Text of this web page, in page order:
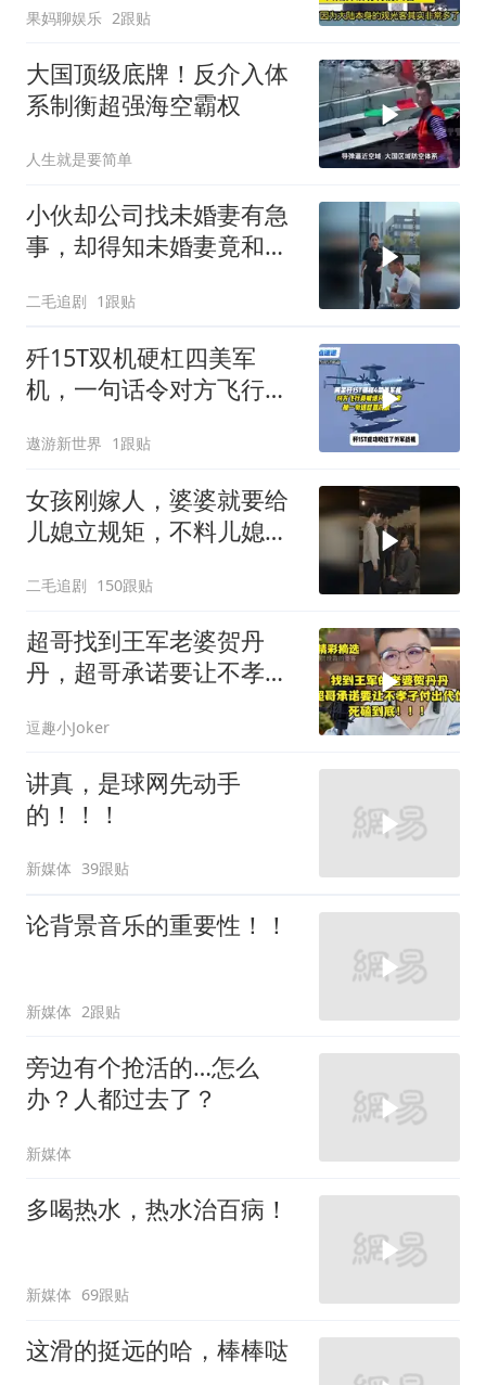
果妈聊娱乐 2跟贴
大国顶级底牌！反介入体
系制衡超强海空霸权
人生就是要简单
小伙却公司找未婚妻有急
事，却得知未婚妻竟和别
二毛追剧 1跟贴
歼15T双机硬杠四美军
机，一句话令对方飞行员
遨游新世界 1跟贴
女孩刚嫁人，婆婆就要给
儿媳立规矩，不料儿媳不
二毛追剧 150跟贴
超哥找到王军老婆贺丹
丹，超哥承诺要让不孝子
逗趣小Joker
讲真，是球网先动手
的！！！
新媒体 39跟贴
论背景音乐的重要性！！
新媒体 2跟贴
旁边有个抢活的…怎么
办？人都过去了？
新媒体
多喝热水，热水治百病！
新媒体 69跟贴
这滑的挺远的哈，棒棒哒